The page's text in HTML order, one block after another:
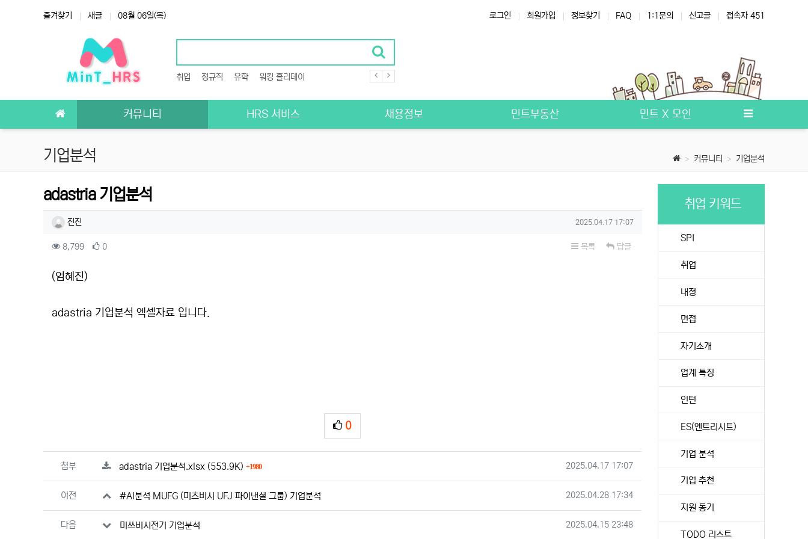
상단 네비즐겨찾기 새글 08월 06일(목) 로그인 회원가입 정보찾기 FAQ 1:1문의 신고글 접속자 451
취업 정규직 유학 워킹 홀리데이
커뮤니티 HRS 서비스 채용정보 민트부동산 민트 X 모인
기업분석 커뮤니티 기업분석
adastria 기업분석
작성자 정보
진진 작성일
2025.04.17 17:07
컨텐츠 정보
8,799조회 0추천 목록 답글
본문
(엄혜진)
adastria 기업분석 엑셀자료 입니다.
0
추천
관련자료
첨부 adastria 기업분석.xlsx 파일크기
(553.9K) 1980회 다운로드 등록일
2025.04.17 17:07
이전 #AI분석 MUFG (미츠비시 UFJ 파이낸셜 그룹) 기업분석 작성일
2025.04.28 17:34
다음 미쓰비시전기 기업분석 작성일
2025.04.15 23:48
취업 키워드
SPI
취업
내정
면접
자기소개
업계 특징
인턴
ES(엔트리시트)
기업 분석
기업 추천
지원 동기
TODO 리스트